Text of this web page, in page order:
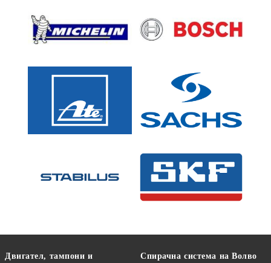
Двигател, тампони и
Спирачна система на Волво